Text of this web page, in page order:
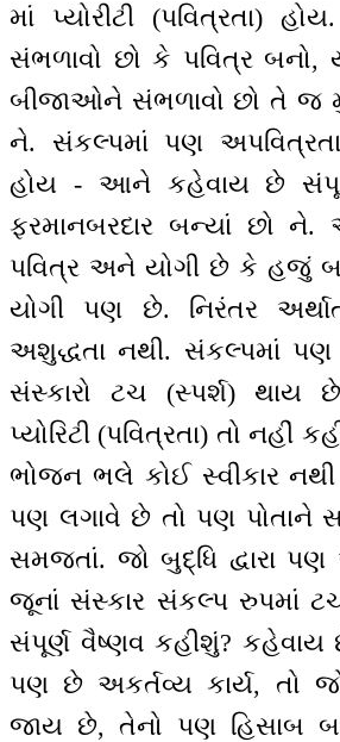
માં પ્યોરીટી (પવિત્રતા)
સંભળાવો છો કે પવિત્ર બનો,
બીજાઓને સંભળાવો છો તે જ
ને. સંકલ્પમાં પણ
હોય - આને કહેવાય છે
ફરમાનબરદાર બન્યાં છો ને.
પવિત્ર અને યોગી છે કે હજું
યોગી પણ છે. નિરંતર
અશુદ્ધતા નથી. સંકલ્પમાં
સંસ્કારો ટચ (સ્પર્શ) થાય
પ્યોરિટી (પવિત્રતા) તો
ભોજન ભલે કોઈ સ્વીકાર નથી
પણ લગાવે છે તો પણ પોતાને
સમજતાં. જો બુદ્ધિ દ્વારા
જૂનાં સંસ્કાર સંકલ્પ રુપમાં
સંપૂર્ણ વૈષ્ણવ કહીશું?
પણ છે અકર્તવ્ય કાર્ય, તો
જાય છે, તેનો પણ હિસાબ